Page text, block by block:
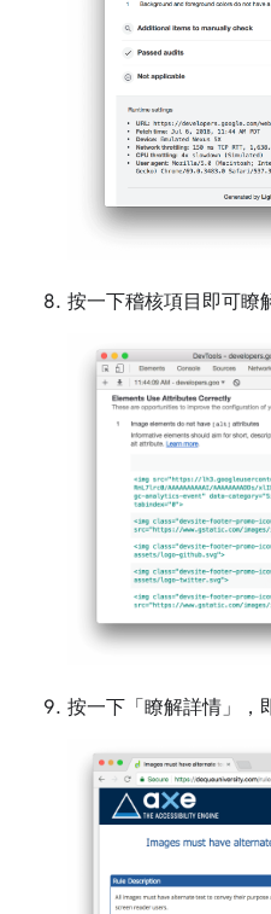
按一下稽核項目即可瞭
按一下「瞭解詳情」